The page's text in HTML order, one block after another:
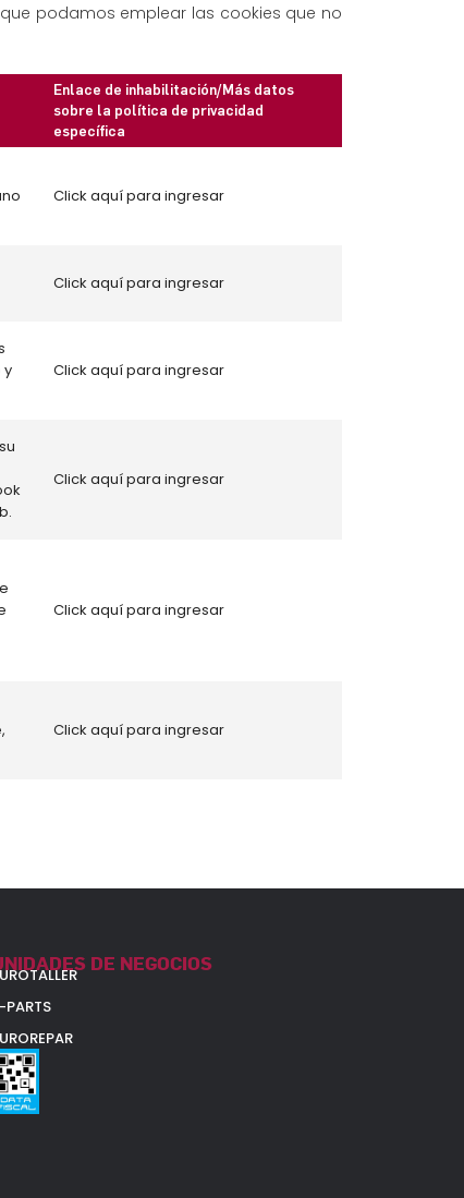
podamos emplear las cookies que no
Enlace de inhabilitación/Más datos
sobre la política de privacidad
específica
Click aquí para ingresar
Click aquí para ingresar
y
Click aquí para ingresar
Click aquí para ingresar
Click aquí para ingresar
Click aquí para ingresar
DE NEGOCIOS
PARTS